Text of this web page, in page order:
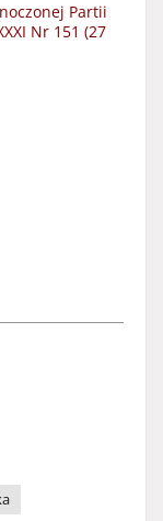
Partii
Nr 151 (27